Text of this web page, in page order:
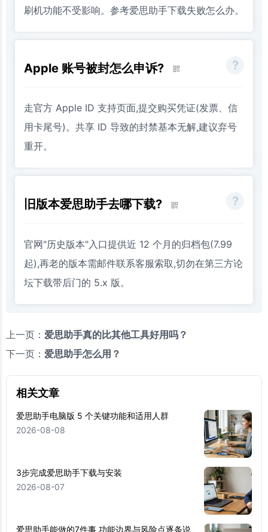
刷机功能不受影响。参考爱思助手下载失败怎么办。
Apple 账号被封怎么申诉?
走官方 Apple ID 支持页面,提交购买凭证(发票、信
用卡尾号)。共享 ID 导致的封禁基本无解,建议弃号
重开。
旧版本爱思助手去哪下载?
官网"历史版本"入口提供近 12 个月的归档包(7.99
起),再老的版本需邮件联系客服索取,切勿在第三方论
坛下载带后门的 5.x 版。
上一页： 爱思助手真的比其他工具好用吗？
下一页： 爱思助手怎么用？
相关文章
爱思助手电脑版 5 个关键功能和适用人群
2026-08-08
3步完成爱思助手下载与安装
2026-08-07
爱思助手能做的7件事 功能边界与风险点逐条说